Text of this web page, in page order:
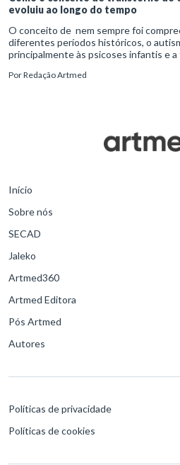
evoluiu ao longo do tempo
O conceito de nem sempre foi
diferentes períodos históricos, o
principalmente às psicoses infantis e
transtorno do des
PorRedação Artmed
Início
Sobre nós
SECAD
Jaleko
Artmed360
Artmed Editora
Pós Artmed
Autores
Políticas de privacidade
Políticas de cookies